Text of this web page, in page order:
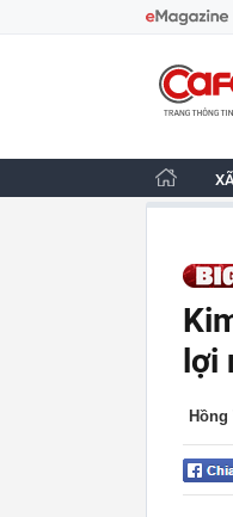
CafeBiz -
lợi
Hồng